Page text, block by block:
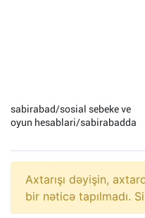
sabirabad/sosial sebeke ve
oyun hesablari/sabirabadda
Axtarışı dəyişin,
bir nəticə tapılmadı.